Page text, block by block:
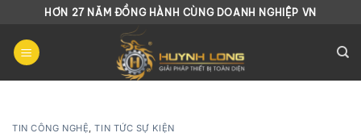
Chuyển
nội
dung
HƠN 27 NĂM ĐỒNG HÀNH CÙNG DOANH NGHIỆP VN
TIN CÔNG NGHỆ,TIN TỨC SỰ KIỆN